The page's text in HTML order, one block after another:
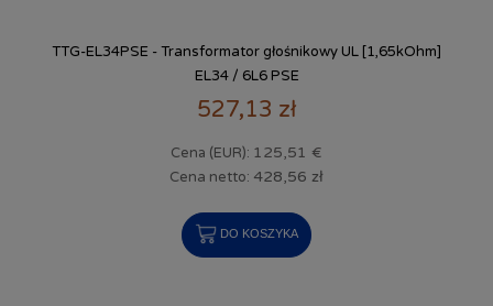
TTG-EL34PSE - Transformator głośnikowy UL [1,65kOhm]
EL34 / 6L6 PSE
527,13 zł
Cena (EUR): 125,51 €
Cena netto: 428,56 zł
DO KOSZYKA